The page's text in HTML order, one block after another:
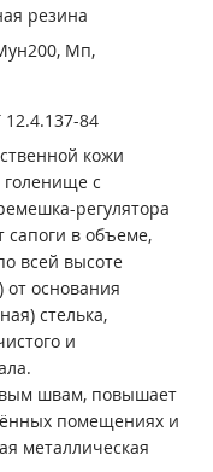
резина
Мп,
84
кожи
с
регулятора
сапоги в объеме,
всей высоте
от основания
стелька,
и
швам, повышает
помещениях и
металлическая